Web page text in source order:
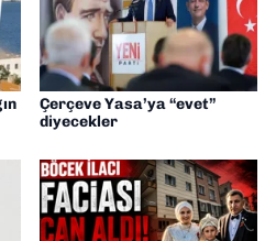
Çerçeve Yasa’ya “evet”
diyecekler